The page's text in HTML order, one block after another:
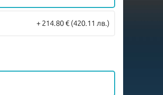
+ 214.80 € (420.11 лв.)